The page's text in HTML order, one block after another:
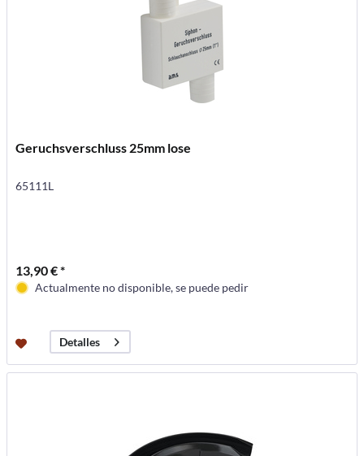
Geruchsverschluss 25mm lose
65111L
13,90 € *
Actualmente no disponible, se puede pedir
Detalles